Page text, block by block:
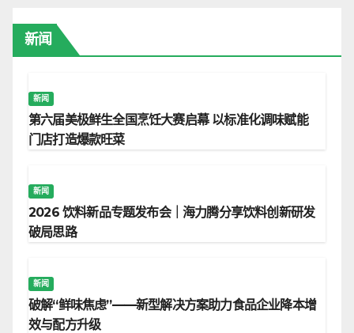
新闻
新闻
第六届美极鲜生全国烹饪大赛启幕 以标准化调味赋能
门店打造爆款旺菜
新闻
2026 饮料新品专题发布会｜海力腾分享饮料创新研发
破局思路
新闻
破解“鲜味焦虑”——新型解决方案助力食品企业降本增
效与配方升级